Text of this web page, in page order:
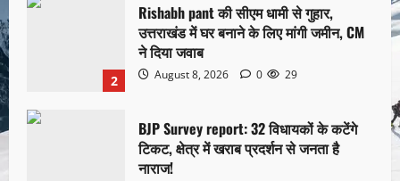
2
Rishabh pant की सीएम धामी से गुहार,
उत्तराखंड में घर बनाने के लिए मांगी जमीन, CM
ने दिया जवाब
August 8, 2026 0 29
BJP Survey report: 32 विधायकों के कटेंगे
टिकट, क्षेत्र में खराब प्रदर्शन से जनता है
नाराज!